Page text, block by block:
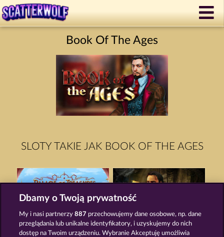
Book Of The Ages
SLOTY TAKIE JAK BOOK OF THE AGES
PALACE OF TREASURES BALTHAZAR
Dbamy o Twoją prywatność
My i nasi partnerzy887 przechowujemy dane osobowe, np. dane
przeglądania lub unikalne identyfikatory, i uzyskujemy do nich
dostęp na Twoim urządzeniu. Wybranie Akceptuję umożliwia